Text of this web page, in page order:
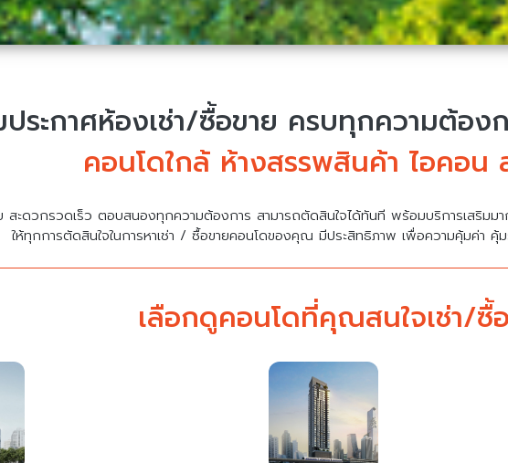
ระกาศห้องเช่า/ซื้อขาย ครบทุกความต้อง
คอนโดใกล้ ห้างสรรพสินค้า ไอคอน
สะดวกรวดเร็ว ตอบสนองทุกความต้องการ สามารถตัดสินใจได้ทันที พร้อมบริการเสริมม
ให้ทุกการตัดสินใจในการหาเช่า / ซื้อขายคอนโดของคุณ มีประสิทธิภาพ เพื่อความคุ้มค่า คุ้
เลือกดูคอนโดที่คุณสนใจเช่า/ซื้อ